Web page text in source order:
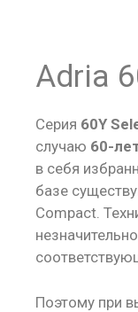
Adria
Серия 60Y
случаю 60-
в себя
базе
Compact.
Поэтому при